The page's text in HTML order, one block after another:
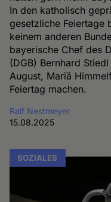
In den katholisch
gesetzliche Feiertage
keinem anderen
bayerische Chef des
(DGB) Bernhard
August, Mariä
Feiertag machen.
Ralf Nestmeyer
15.08.2025
SOZIALES